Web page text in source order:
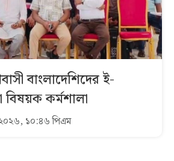
বাংলাদেশিদের ই-
বিষয়ক কর্মশালা
১০:৪৬ পিএম